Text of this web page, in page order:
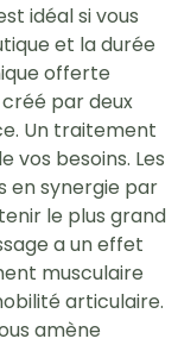
idéal si vous
et la durée
offerte
par deux
Un traitement
vos besoins. Les
en synergie par
le plus grand
a un effet
musculaire
articulaire.
amène